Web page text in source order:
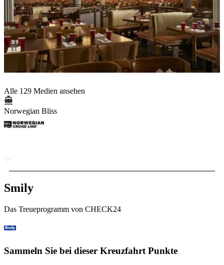
Alle 129 Medien ansehen
Norwegian Bliss
Smily
Das Treueprogramm von CHECK24
Sammeln Sie bei dieser Kreuzfahrt Punkte